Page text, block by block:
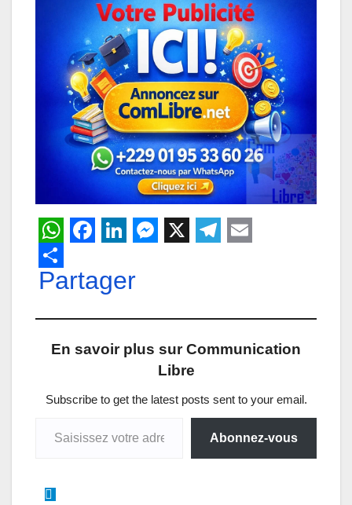
W
h
p
a
b
o
k
i
e
I
n
e
e
g
e
g
a
m
l
Partager
En savoir plus sur Communication
Libre
Subscribe to get the latest posts sent to your email.
Abonnez-vous